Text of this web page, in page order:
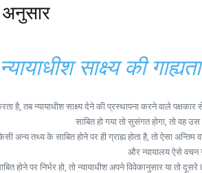
अनुसार
न्यायाधीश साक्ष्य की
है, तब न्यायाधीश साक्ष्य देने की प्रस्थापना करने वाले
साबित हो गया तो सुसंगत होगा, तो वह
अन्य तथ्य के साबित होने पर ही ग्राह्य होता है, तो ऐसा
और न्यायालय ऐसे वचन
पर निर्भर हो, तो न्यायाधीश अपने विवेकानुसार या तो दूसरे